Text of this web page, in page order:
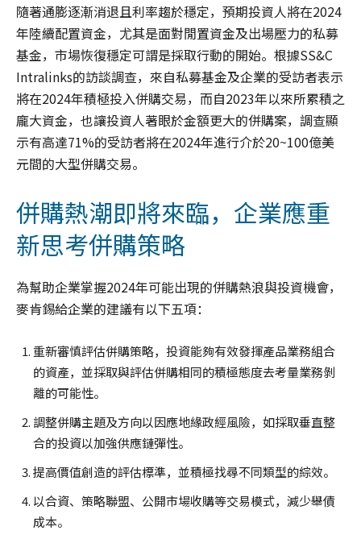
隨著通膨逐漸消退且利率趨於穩定，預期投資人將在2024
年陸續配置資金，尤其是面對閒置資金及出場壓力的私募
基金，市場恢復穩定可謂是採取行動的開始。根據SS&C
Intralinks的訪談調查，來自私募基金及企業的受訪者表示
將在2024年積極投入併購交易，而自2023年以來所累積之
龐大資金，也讓投資人著眼於金額更大的併購案，調查顯
示有高達71%的受訪者將在2024年進行介於20~100億美
元間的大型併購交易。
併購熱潮即將來臨，企業應重
新思考併購策略
為幫助企業掌握2024年可能出現的併購熱浪與投資機會，
麥肯錫給企業的建議有以下五項：
重新審慎評估併購策略，投資能夠有效發揮產品業務組合
的資產，並採取與評估併購相同的積極態度去考量業務剝
離的可能性。
調整併購主題及方向以因應地緣政經風險，如採取垂直整
合的投資以加強供應鏈彈性。
提高價值創造的評估標準，並積極找尋不同類型的綜效。
以合資、策略聯盟、公開市場收購等交易模式，減少舉債
成本。